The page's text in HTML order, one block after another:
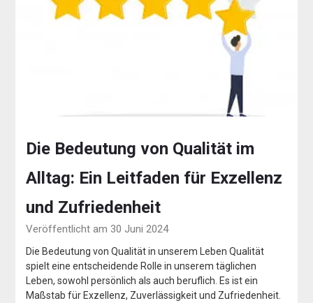
Die Bedeutung von Qualität im
Alltag: Ein Leitfaden für Exzellenz
und Zufriedenheit
Veröffentlicht am 30 Juni 2024
Die Bedeutung von Qualität in unserem Leben Qualität
spielt eine entscheidende Rolle in unserem täglichen
Leben, sowohl persönlich als auch beruflich. Es ist ein
Maßstab für Exzellenz, Zuverlässigkeit und Zufriedenheit.